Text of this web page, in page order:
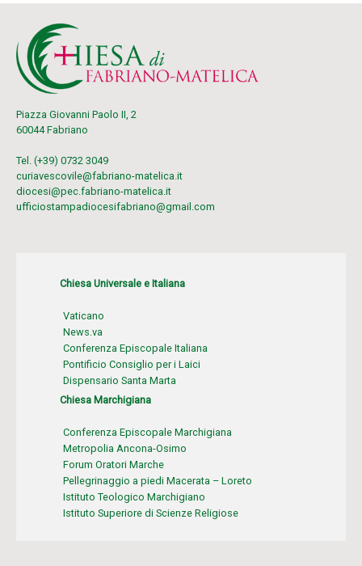
Piazza Giovanni Paolo II, 2
60044 Fabriano
Tel. (+39) 0732 3049
curiavescovile@fabriano-matelica.it
diocesi@pec.fabriano-matelica.it
ufficiostampadiocesifabriano@gmail.com
Chiesa Universale e Italiana
Vaticano
News.va
Conferenza Episcopale Italiana
Pontificio Consiglio per i Laici
Dispensario Santa Marta
Chiesa Marchigiana
Conferenza Episcopale Marchigiana
Metropolia Ancona-Osimo
Forum Oratori Marche
Pellegrinaggio a piedi Macerata – Loreto
Istituto Teologico Marchigiano
Istituto Superiore di Scienze Religiose